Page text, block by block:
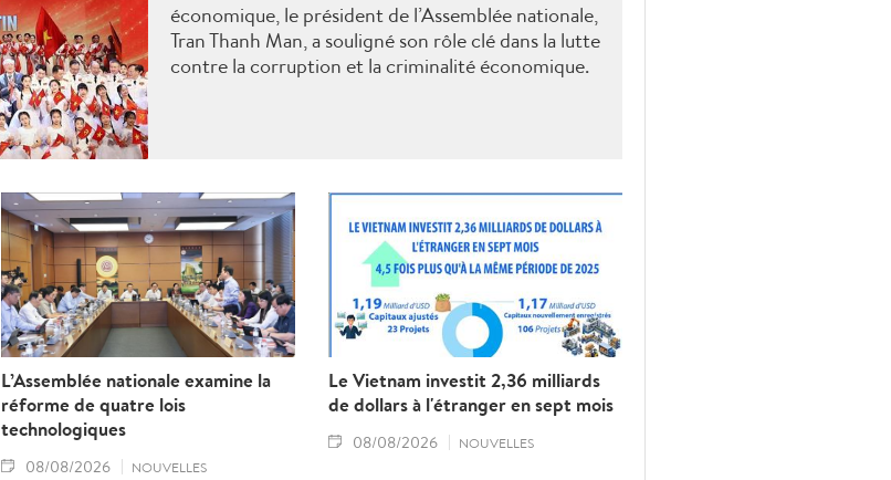
économique, le président de l’Assemblée nationale,
Tran Thanh Man, a souligné son rôle clé dans la lutte
contre la corruption et la criminalité économique.
L’Assemblée nationale examine la
réforme de quatre lois
technologiques
08/08/2026 NOUVELLES
Le Vietnam investit 2,36 milliards
de dollars à l'étranger en sept mois
08/08/2026 NOUVELLES